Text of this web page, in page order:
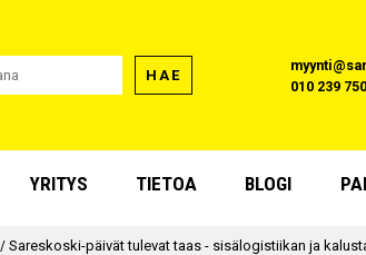
HAE
010 239
YRITYS TIETOA BLOGI
/Sareskoski-päivät tulevat taas - sisälogistiikan ja